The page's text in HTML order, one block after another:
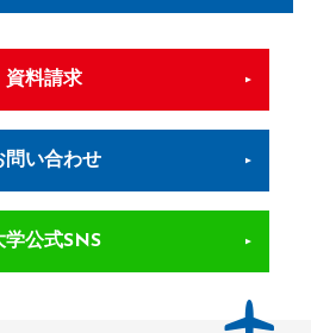
資料請求
問い合わせ
学公式SNS